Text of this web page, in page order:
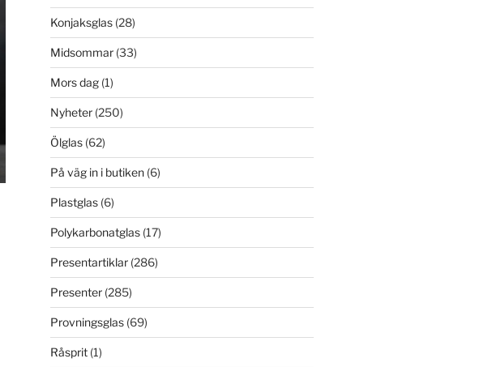
Konjaksglas(28)
Midsommar(33)
Mors dag(1)
Nyheter(250)
Ölglas(62)
På väg in i butiken(6)
Plastglas(6)
Polykarbonatglas(17)
Presentartiklar(286)
Presenter(285)
Provningsglas(69)
Råsprit(1)